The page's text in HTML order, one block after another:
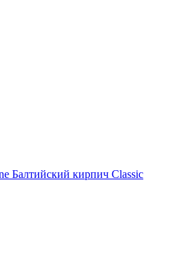
Балтийский кирпич Classic